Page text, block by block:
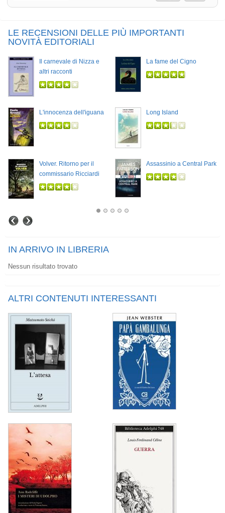
LE RECENSIONI DELLE PIÙ IMPORTANTI
NOVITÀ EDITORIALI
Il carnevale di Nizza e
altri racconti
La fame del Cigno
L'innocenza dell'iguana Long Island
Volver. Ritorno per il
commissario Ricciardi
Assassinio a Central Park
IN ARRIVO IN LIBRERIA
Nessun risultato trovato
ALTRI CONTENUTI INTERESSANTI